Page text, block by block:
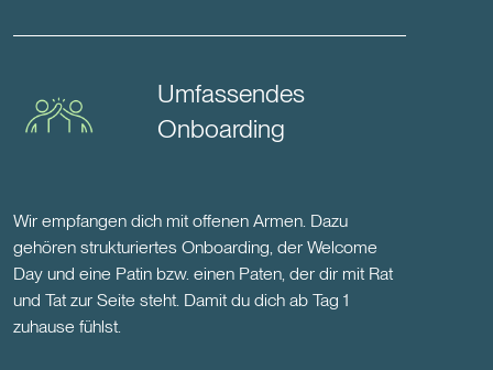
Umfassendes
Onboarding
Wir empfangen dich mit offenen Armen. Dazu
gehören strukturiertes Onboarding, der Welcome
Day und eine Patin bzw. einen Paten, der dir mit Rat
und Tat zur Seite steht. Damit du dich ab Tag 1
zuhause fühlst.